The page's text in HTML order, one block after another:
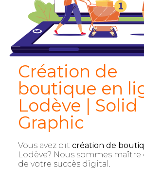
Création de
boutique en
Lodève | Solid
Graphic
Vous avez dit création de
Lodève? Nous sommes maître
de votre succès digital.